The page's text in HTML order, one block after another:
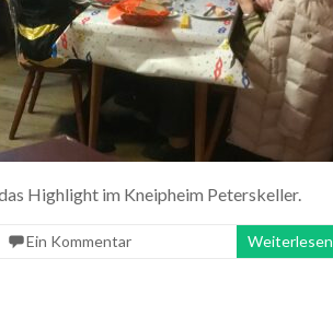
Highlight im Kneipheim Peterskeller.
Ein Kommentar Weiterlesen